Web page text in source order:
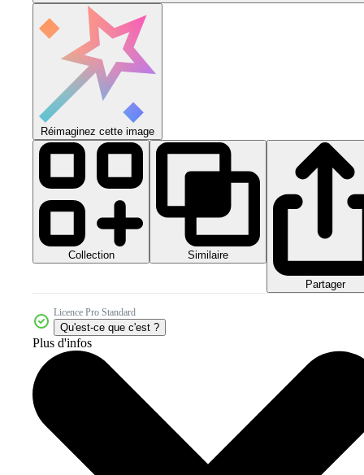
Réimaginez cette image
Collection Similaire
Partager
Licence Pro Standard
Qu'est-ce que c'est ?
Plus d'infos